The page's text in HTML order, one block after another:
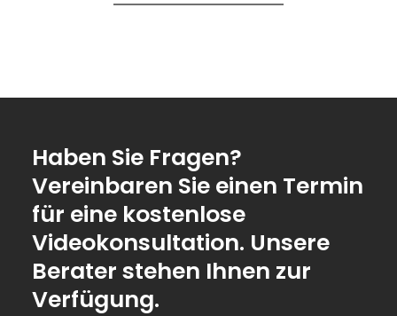
Haben Sie Fragen?
Vereinbaren Sie einen Termin
für eine kostenlose
Videokonsultation. Unsere
Berater stehen Ihnen zur
Verfügung.